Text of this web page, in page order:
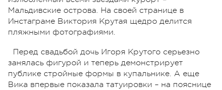
Мальдивские острова. На своей странице в
Инстаграме Виктория Крутая щедро делится
пляжными фотографиями.
Перед свадьбой дочь Игоря Крутого серьезно
занялась фигурой и теперь демонстрирует
публике стройные формы в купальнике. А еще
Вика впервые показала татуировки – на пояснице